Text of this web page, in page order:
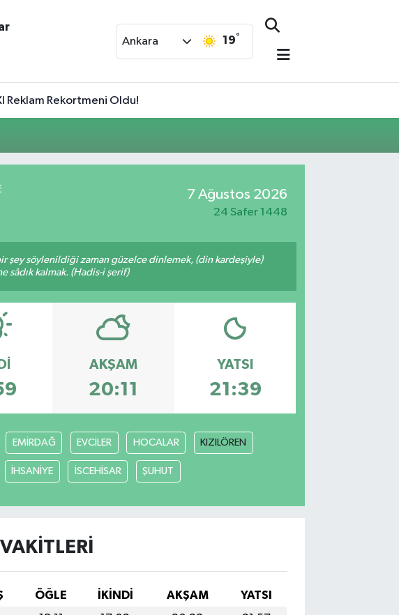
Ankara 19°
Reklam Rekortmeni Oldu!
7 Ağustos 2026
24 Safer 1448
şey söylenildiği zaman güzelce dinlemek, (din kardeşiyle)
sâdık kalmak. (Hadis-i şerif)
AKŞAM
20:11
YATSI
21:39
EMİRDAĞ EVCİLER HOCALAR KIZILÖREN
İHSANİYE İSCEHİSAR ŞUHUT
ÖĞLE İKINDI AKŞAM
YATSI